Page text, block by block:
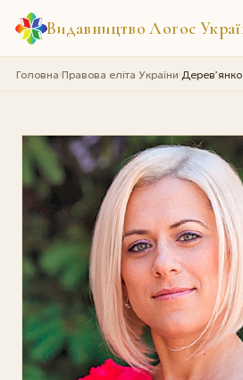
Видавництво Логос
Головна›Правова еліта України›Дерев’янко